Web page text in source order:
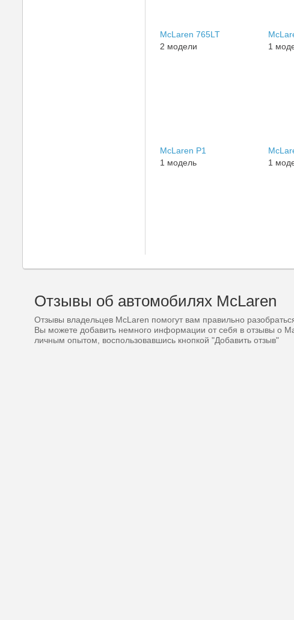
McLaren 765LT
2 модели
1
McLaren P1
1 модель
1
Отзывы об автомобилях McLaren
Отзывы владельцев McLaren помогут вам правильно
Вы можете добавить немного информации от себя в отзывы о
личным опытом, воспользовавшись кнопкой "Добавить отзыв"